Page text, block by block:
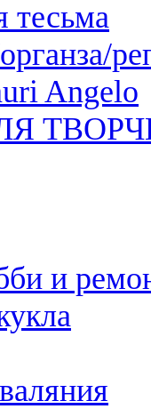
тесьма
Angelo
и